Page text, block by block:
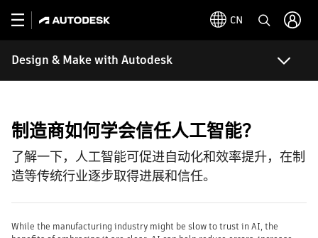
CN
Design & Make with Autodesk
制造商如何学会信任人工智能？
了解一下，人工智能可促进自动化和效率提升，在制
造等传统行业逐步取得进展和信任。
While the manufacturing industry might be slow to trust in AI, the